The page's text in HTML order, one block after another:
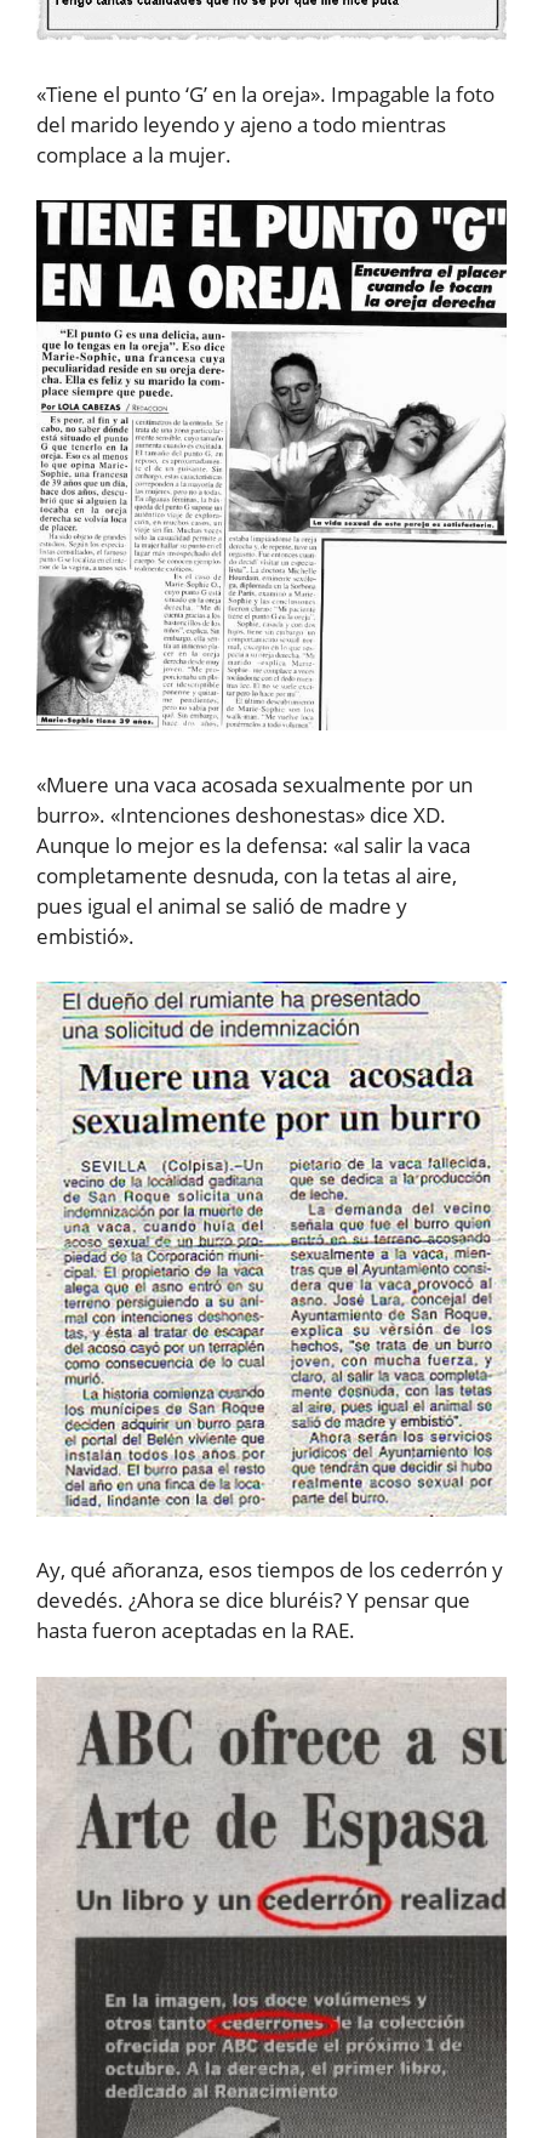
«Tiene el punto ‘G’ en la oreja». Impagable la foto
del marido leyendo y ajeno a todo mientras
complace a la mujer.
«Muere una vaca acosada sexualmente por un
burro». «Intenciones deshonestas» dice XD.
Aunque lo mejor es la defensa: «al salir la vaca
completamente desnuda, con la tetas al aire,
pues igual el animal se salió de madre y
embistió».
Ay, qué añoranza, esos tiempos de los cederrón y
devedés. ¿Ahora se dice bluréis? Y pensar que
hasta fueron aceptadas en la RAE.